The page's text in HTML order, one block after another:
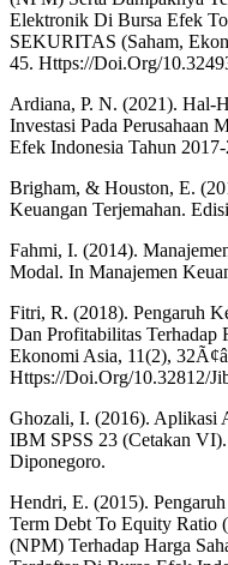
Elektronik Di Bursa Efek
SEKURITAS (Saham,
45. Https://Doi.Org/
Ardiana, P. N. (2021). Hal-
Investasi Pada Perusahaan
Efek Indonesia Tahun
Brigham, & Houston, E.
Keuangan Terjemahan.
Fahmi, I. (2014).
Modal. In Manajemen
Fitri, R. (2018). Pengaruh
Dan Profitabilitas Terhadap
Ekonomi Asia, 11(2),
Https://Doi.Org/10.32812/
Ghozali, I. (2016). Aplikasi
IBM SPSS 23 (Cetakan
Diponegoro.
Hendri, E. (2015).
Term Debt To Equity
(NPM) Terhadap Harga